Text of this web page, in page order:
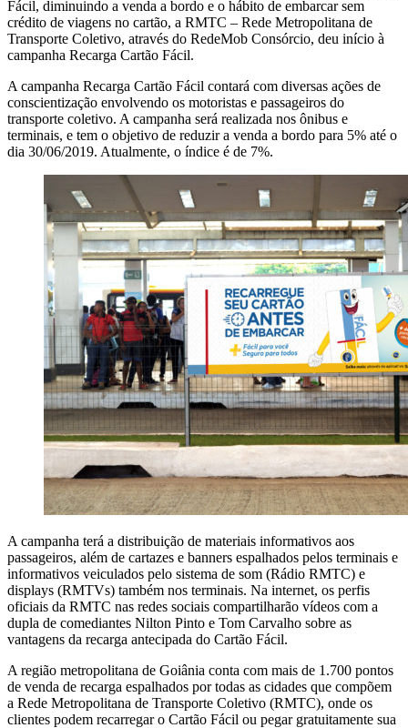
Fácil, diminuindo a venda a bordo e o hábito de embarcar sem
crédito de viagens no cartão, a RMTC – Rede Metropolitana de
Transporte Coletivo, através do RedeMob Consórcio, deu início à
campanha Recarga Cartão Fácil.
A campanha Recarga Cartão Fácil contará com diversas ações de
conscientização envolvendo os motoristas e passageiros do
transporte coletivo. A campanha será realizada nos ônibus e
terminais, e tem o objetivo de reduzir a venda a bordo para 5% até o
dia 30/06/2019. Atualmente, o índice é de 7%.
A campanha terá a distribuição de materiais informativos aos
passageiros, além de cartazes e banners espalhados pelos terminais e
informativos veiculados pelo sistema de som (Rádio RMTC) e
displays (RMTVs) também nos terminais. Na internet, os perfis
oficiais da RMTC nas redes sociais compartilharão vídeos com a
dupla de comediantes Nilton Pinto e Tom Carvalho sobre as
vantagens da recarga antecipada do Cartão Fácil.
A região metropolitana de Goiânia conta com mais de 1.700 pontos
de venda de recarga espalhados por todas as cidades que compõem
a Rede Metropolitana de Transporte Coletivo (RMTC), onde os
clientes podem recarregar o Cartão Fácil ou pegar gratuitamente sua